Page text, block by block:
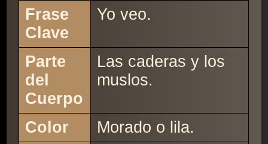
Frase
Clave
Yo veo.
Parte
del
Cuerpo
Las caderas y los
muslos.
Color
Morado o lila.